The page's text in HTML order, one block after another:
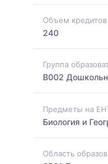
Объем кредитов
240
Группа
B002
Предметы на
Биология и
Область